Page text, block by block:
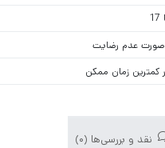
صورت عدم رضایت
کمترین زمان ممکن
نقد و بررسی‌ها (0)